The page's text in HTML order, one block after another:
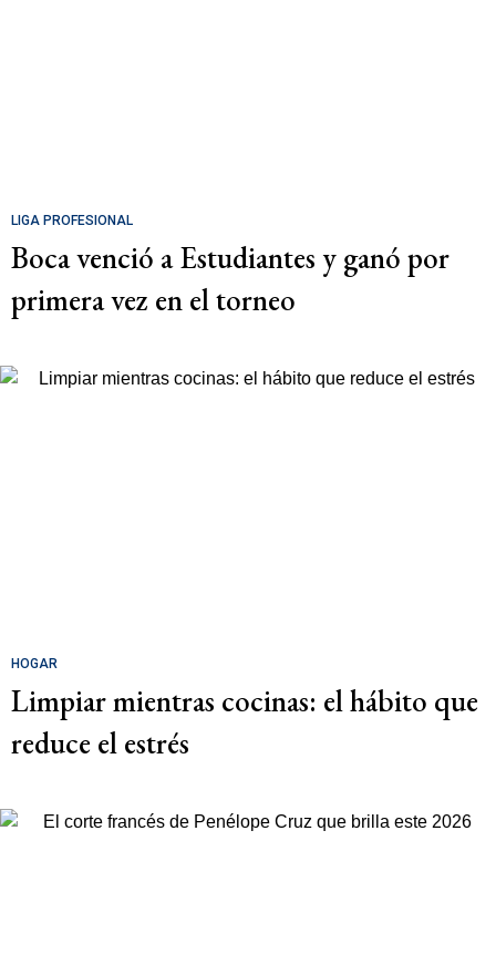
LIGA PROFESIONAL
Boca venció a Estudiantes y ganó por
primera vez en el torneo
HOGAR
Limpiar mientras cocinas: el hábito que
reduce el estrés